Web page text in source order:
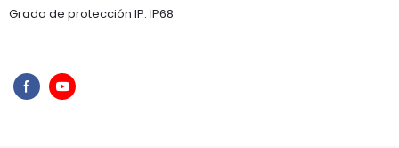
Grado de protección IP: IP68